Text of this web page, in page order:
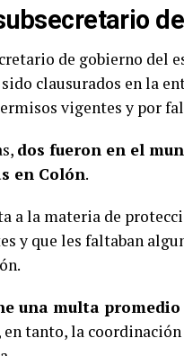
de gobierno del
clausurados en la
vigentes y por
dos fueron en el
en Colón.
a la materia de
y que les faltaban
una multa promedio
en tanto, la